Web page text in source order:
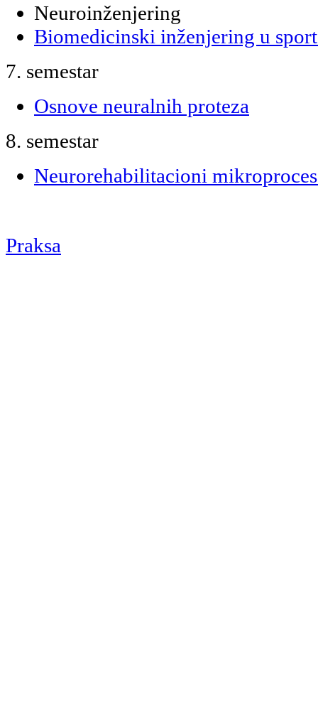
Neuroinženjering
Biomedicinski inženjering u
7. semestar
Osnove neuralnih proteza
8. semestar
Neurorehabilitacioni
Praksa